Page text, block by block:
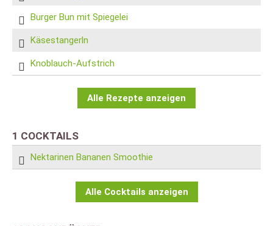
Burger Bun mit Spiegelei
Käsestangerln
Knoblauch-Aufstrich
Alle Rezepte anzeigen
1 COCKTAILS
Nektarinen Bananen Smoothie
Alle Cocktails anzeigen